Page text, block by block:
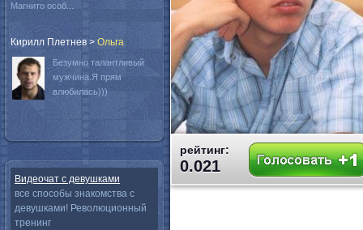
рейтинг:
0.021
Магнито особ...
Кирилл Плетнев > Oльга
Безумно талантливый
мужчина.Я прям
влюбилась)))
Видеочат с девушками
все способы знакомства с
девушками! Революционный
тренинг